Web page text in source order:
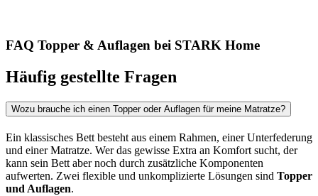
FAQ Topper & Auflagen bei STARK Home
Häufig gestellte Fragen
Wozu brauche ich einen Topper oder Auflagen für meine Matratze?
Ein klassisches Bett besteht aus einem Rahmen, einer Unterfederung
und einer Matratze. Wer das gewisse Extra an Komfort sucht, der
kann sein Bett aber noch durch zusätzliche Komponenten
aufwerten. Zwei flexible und unkomplizierte Lösungen sind Topper
und Auflagen.